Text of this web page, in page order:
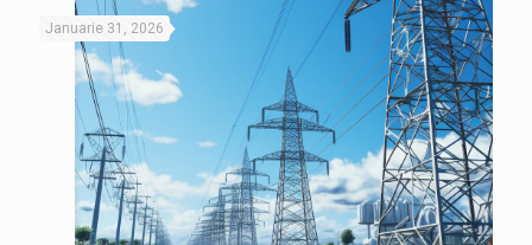
Januarie 31, 2026